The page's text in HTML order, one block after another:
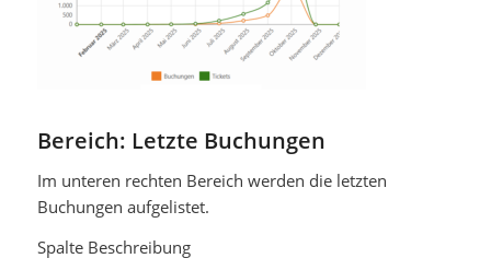
Bereich: Letzte Buchungen
Im unteren rechten Bereich werden die letzten
Buchungen aufgelistet.
Spalte Beschreibung